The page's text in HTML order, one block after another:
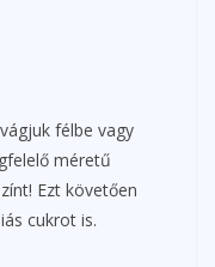
félbe vagy
méretű
Ezt követően
cukrot is.